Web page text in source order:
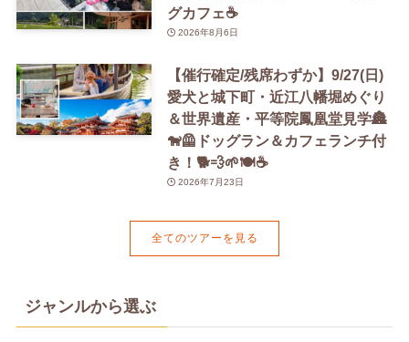
グカフェ☕️
2026年8月6日
【催行確定/残席わずか】9/27(日)
愛犬と城下町・近江八幡堀めぐり
＆世界遺産・平等院鳳凰堂見学🏯
🐕‍🦺ドッグラン＆カフェランチ付
き！🐕💨🌱🍽️☕️
2026年7月23日
全てのツアーを見る
ジャンルから選ぶ